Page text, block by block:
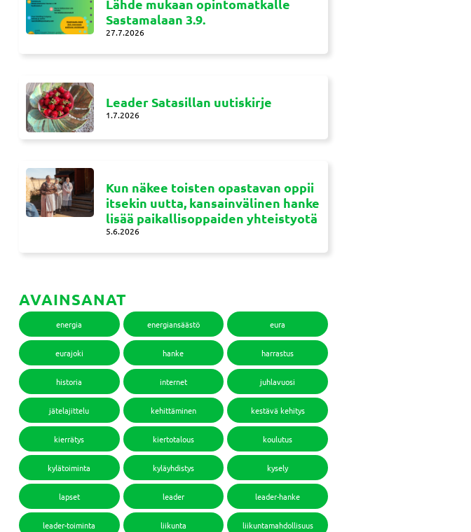
Lähde mukaan opintomatkalle
Sastamalaan 3.9.
27.7.2026
Leader Satasillan uutiskirje
1.7.2026
Kun näkee toisten opastavan oppii
itsekin uutta, kansainvälinen hanke
lisää paikallisoppaiden yhteistyotä
5.6.2026
AVAINSANAT
energia energiansäästö eura
eurajoki hanke harrastus
historia internet juhlavuosi
jätelajittelu kehittäminen kestävä kehitys
kierrätys kiertotalous koulutus
kylätoiminta kyläyhdistys kysely
lapset leader leader-hanke
leader-toiminta liikunta liikuntamahdollisuus